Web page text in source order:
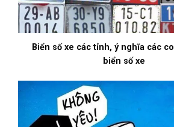
Biển số xe các tỉnh, ý nghĩa các
biển số xe